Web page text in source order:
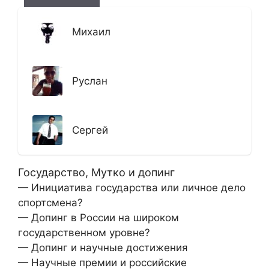
Михаил
Руслан
Сергей
Государство, Мутко и допинг
— Инициатива государства или личное дело
спортсмена?
— Допинг в России на широком
государственном уровне?
— Допинг и научные достижения
— Научные премии и российские